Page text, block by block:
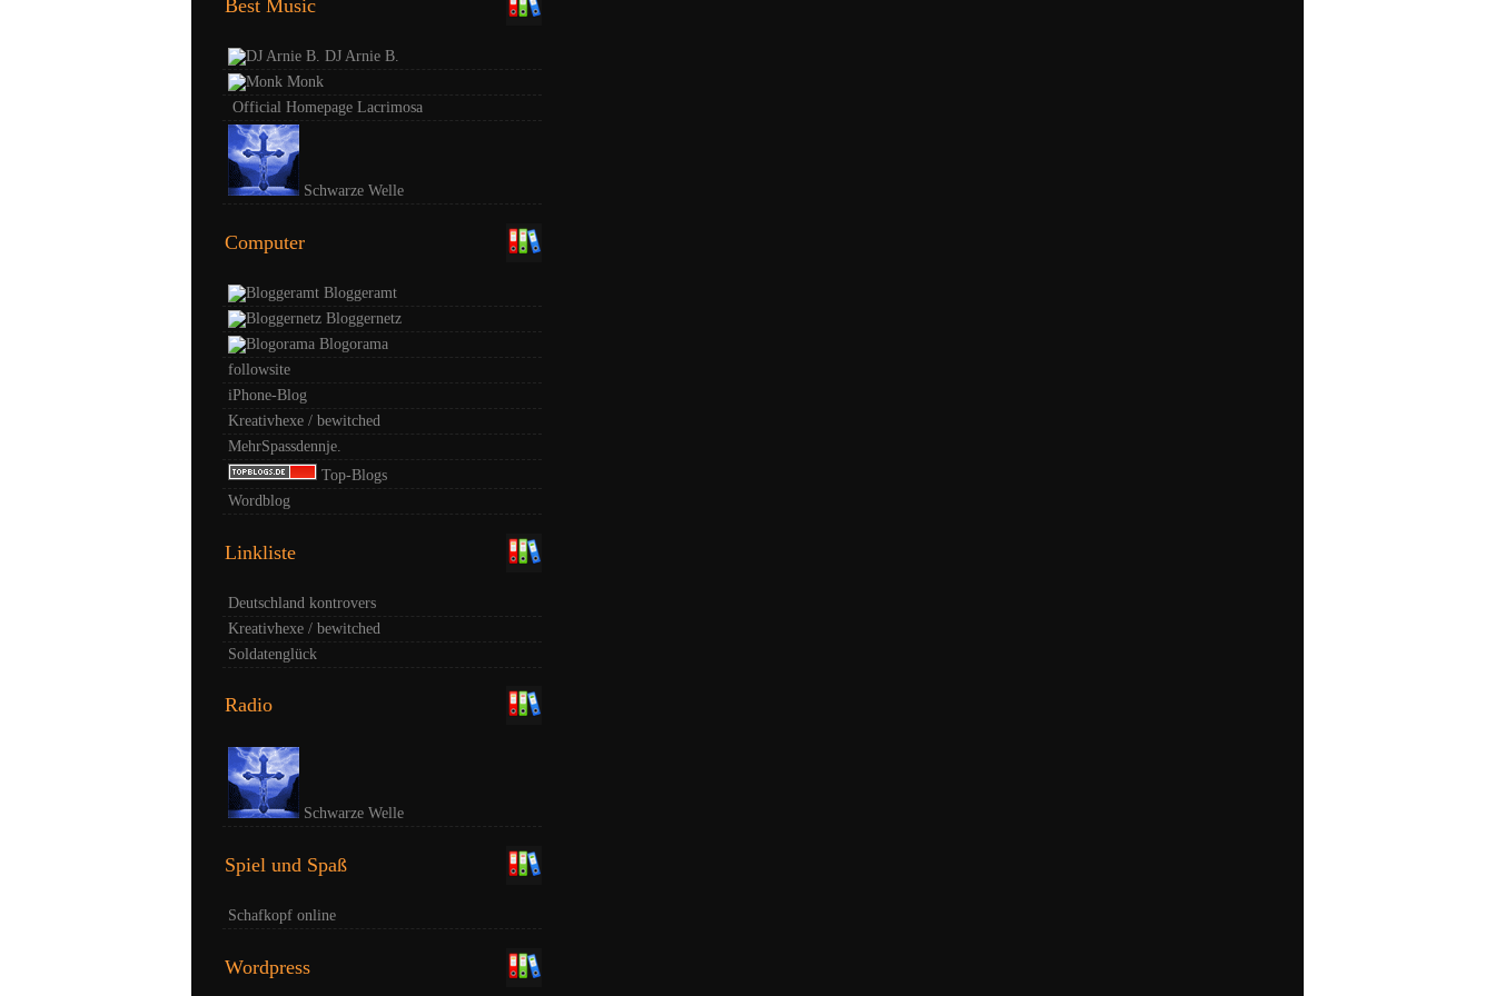
Best Music
DJ Arnie B.
Monk
Official Homepage Lacrimosa
Schwarze Welle
Computer
Bloggeramt
Bloggernetz
Blogorama
followsite
iPhone-Blog
Kreativhexe / bewitched
MehrSpassdennje.
Top-Blogs
Wordblog
Linkliste
Deutschland kontrovers
Kreativhexe / bewitched
Soldatenglück
Radio
Schwarze Welle
Spiel und Spaß
Schafkopf online
Wordpress